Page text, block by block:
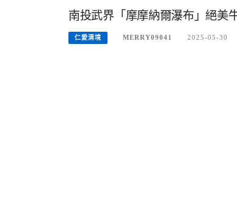
南投武界「摩摩納爾瀑布」絕美
仁愛清境 MERRY09041 2025-05-30